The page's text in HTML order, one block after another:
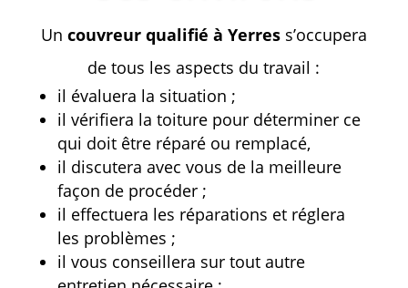
Un couvreur qualifié à Yerress’occupera
de tous les aspects du travail :
il évaluera la situation ;
il vérifiera la toiture pour déterminer ce
qui doit être réparé ou remplacé,
il discutera avec vous de la meilleure
façon de procéder ;
il effectuera les réparations et réglera
les problèmes ;
il vous conseillera sur tout autre